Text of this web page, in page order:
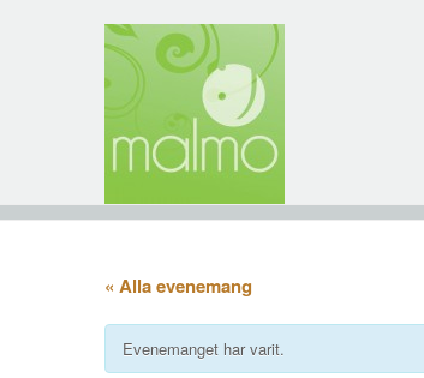
« Alla evenemang
Evenemanget har varit.